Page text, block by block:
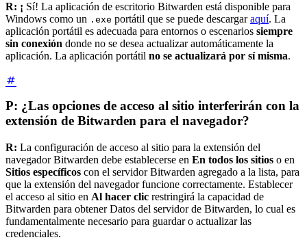
R: ¡ Sí! La aplicación de escritorio Bitwarden está disponible para
Windows como un .exe portátil que se puede descargaraquí. La
aplicación portátil es adecuada para entornos o escenarios siempre
sin conexión donde no se desea actualizar automáticamente la
aplicación. La aplicación portátil no se actualizará por sí misma.
P: ¿Las opciones de acceso al sitio interferirán con la
extensión de Bitwarden para el navegador?
R: La configuración de acceso al sitio para la extensión del
navegador Bitwarden debe establecerse en En todos los sitios o en
Sitios específicos con el servidor Bitwarden agregado a la lista, para
que la extensión del navegador funcione correctamente. Establecer
el acceso al sitio en Al hacer clic restringirá la capacidad de
Bitwarden para obtener Datos del servidor de Bitwarden, lo cual es
fundamentalmente necesario para guardar o actualizar las
credenciales.